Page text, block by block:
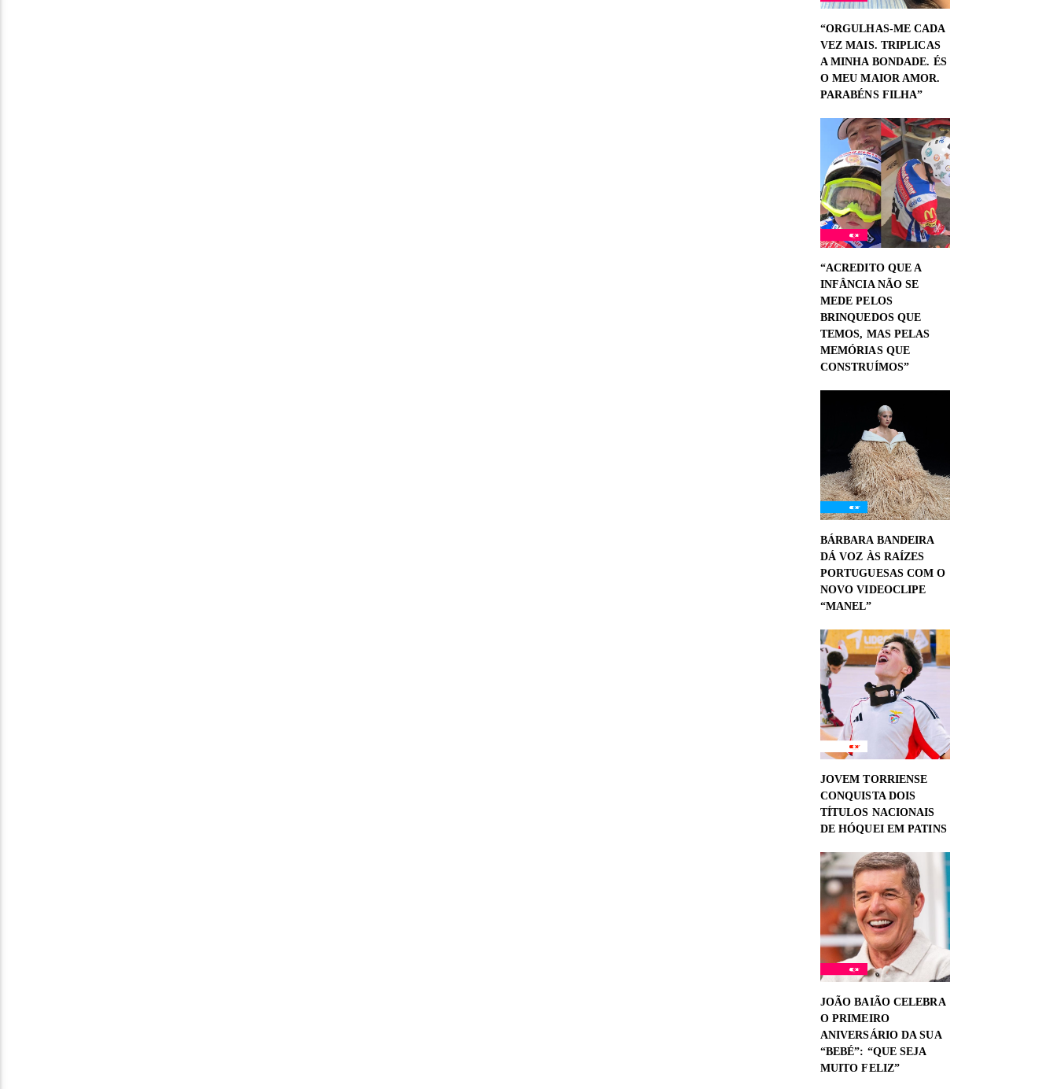
“ORGULHAS-ME CADA
VEZ MAIS. TRIPLICAS
A MINHA BONDADE. ÉS
O MEU MAIOR AMOR.
PARABÉNS FILHA”
“ACREDITO QUE A
INFÂNCIA NÃO SE
MEDE PELOS
BRINQUEDOS QUE
TEMOS, MAS PELAS
MEMÓRIAS QUE
CONSTRUÍMOS”
BÁRBARA BANDEIRA
DÁ VOZ ÀS RAÍZES
PORTUGUESAS COM O
NOVO VIDEOCLIPE
“MANEL”
JOVEM TORRIENSE
CONQUISTA DOIS
TÍTULOS NACIONAIS
DE HÓQUEI EM PATINS
JOÃO BAIÃO CELEBRA
O PRIMEIRO
ANIVERSÁRIO DA SUA
“BEBÉ”: “QUE SEJA
MUITO FELIZ”